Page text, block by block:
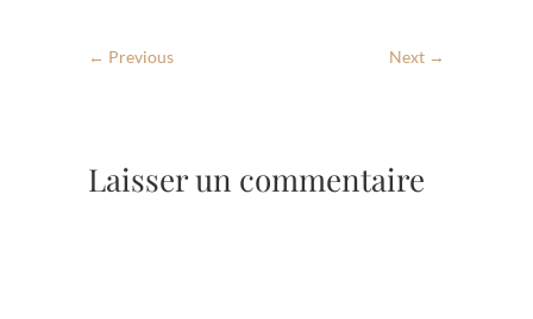
← Previous Next →
Laisser un commentaire